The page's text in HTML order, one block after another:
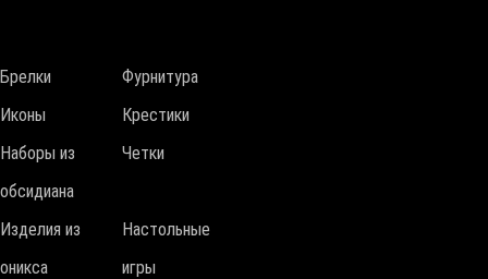
Брелки
Фурнитура
Иконы
Крестики
Наборы из
обсидиана
Четки
Изделия из
оникса
Настольные
игры